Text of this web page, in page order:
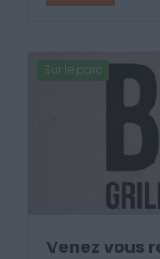
Sur le parc
Venez vous